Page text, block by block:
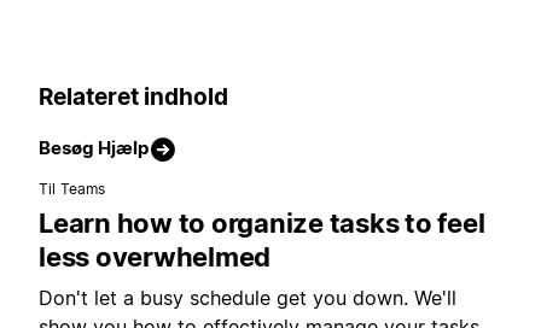
Relateret indhold
Besøg Hjælp
Til Teams
Learn how to organize tasks to feel
less overwhelmed
Don't let a busy schedule get you down. We'll